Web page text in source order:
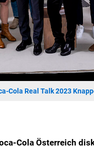
Cola Real Talk 2023
Cola Österreich